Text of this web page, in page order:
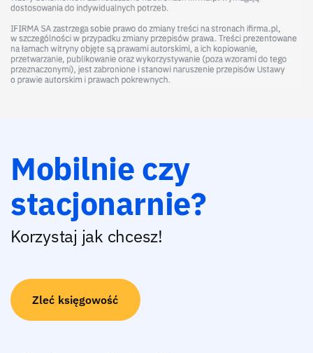
Mobilnie czy
stacjonarnie?
Korzystaj jak chcesz!
Zleć księgowość